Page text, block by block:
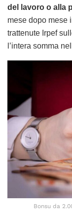
del lavoro o alla
mese dopo mese
trattenute Irpef
l’intera somma
Bonsu da